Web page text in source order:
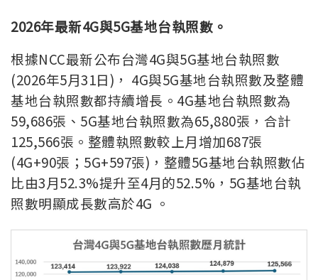
2026年最新4G與5G基地台執照數。
根據NCC最新公布台灣4G與5G基地台執照數
(2026年5月31日)， 4G與5G基地台執照數及整體
基地台執照數都持續增長。4G基地台執照數為
59,686張、5G基地台執照數為65,880張，合計
125,566張。整體執照數較上月增加687張
(4G+90張；5G+597張)，整體5G基地台執照數佔
比由3月52.3%提升至4月的52.5%，5G基地台執
照數明顯成長數高於4G 。